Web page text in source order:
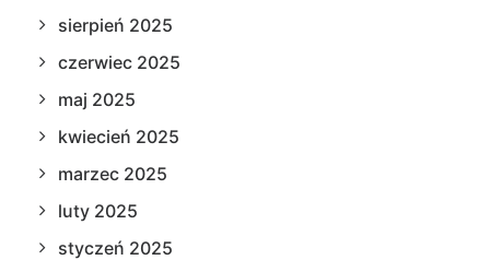
sierpień 2025
czerwiec 2025
maj 2025
kwiecień 2025
marzec 2025
luty 2025
styczeń 2025